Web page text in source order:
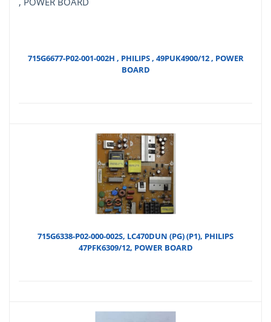
715G6677-P02-001-002H , PHILIPS , 49PUK4900/12 , POWER
BOARD
715G6338-P02-000-002S, LC470DUN (PG) (P1), PHILIPS
47PFK6309/12, POWER BOARD